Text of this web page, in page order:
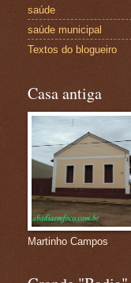
saúde
saúde municipal
Textos do blogueiro
Casa antiga
Martinho Campos